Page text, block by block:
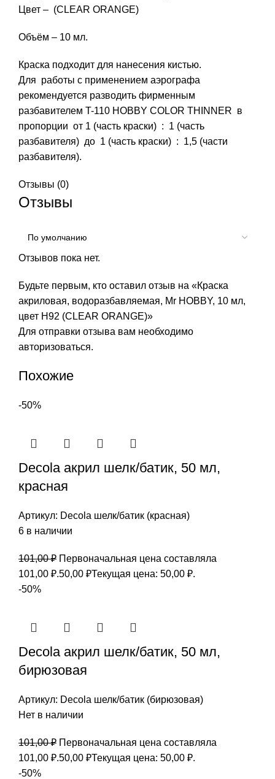
Цвет – (CLEAR ORANGE)
Объём – 10 мл.
Краска подходит для нанесения кистью.
Для работы с применением аэрографа
рекомендуется разводить фирменным
разбавителем T-110 HOBBY COLOR THINNER в
пропорции от 1 (часть краски) : 1 (часть
разбавителя) до 1 (часть краски) : 1,5 (части
разбавителя).
Отзывы (0)
Отзывы
Отзывов пока нет.
Будьте первым, кто оставил отзыв на «Краска
акриловая, водоразбавляемая, Mr HOBBY, 10 мл,
цвет Н92 (CLEAR ORANGE)»
Для отправки отзыва вам необходимо
авторизоваться.
Похожие
-50%
Decola акрил шелк/батик, 50 мл,
красная
Артикул: Decola шелк/батик (красная)
6 в наличии
101,00₽ Первоначальная цена составляла
101,00 ₽.50,00 ₽Текущая цена: 50,00 ₽.
-50%
Decola акрил шелк/батик, 50 мл,
бирюзовая
Артикул: Decola шелк/батик (бирюзовая)
Нет в наличии
101,00₽ Первоначальная цена составляла
101,00 ₽.50,00 ₽Текущая цена: 50,00 ₽.
-50%